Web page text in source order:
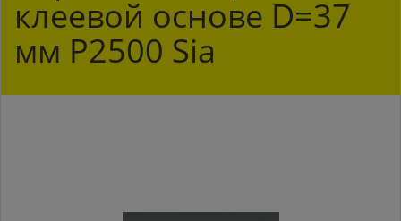
клеевой основе D=37
мм P2500 Sia